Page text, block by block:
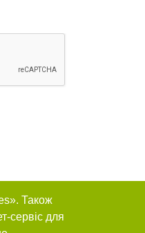
Також
сервіс для